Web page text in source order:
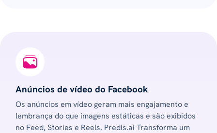
Anúncios de vídeo do Facebook
Os anúncios em vídeo geram mais engajamento e
lembrança do que imagens estáticas e são exibidos
no Feed, Stories e Reels. Predis.ai Transforma um